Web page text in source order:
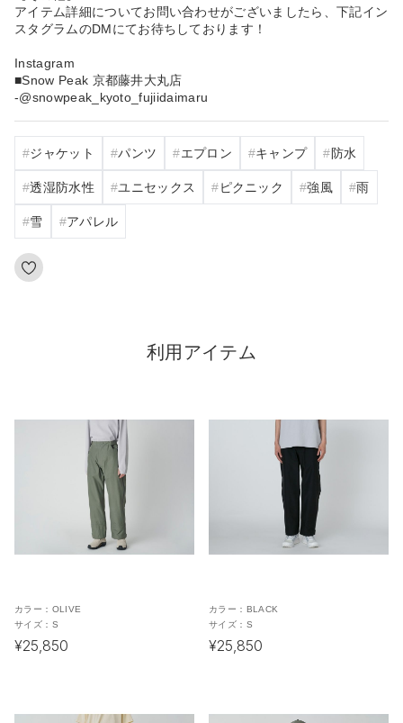
アイテム詳細についてお問い合わせがございましたら、下記イン
スタグラムのDMにてお待ちしております！
Instagram
■Snow Peak 京都藤井大丸店
-@snowpeak_kyoto_fujiidaimaru
ジャケット パンツ エプロン キャンプ 防水
透湿防水性 ユニセックス ピクニック 強風 雨
雪 アパレル
利用アイテム
カラー： OLIVE
サイズ： S
¥25,850
カラー： BLACK
サイズ： S
¥25,850